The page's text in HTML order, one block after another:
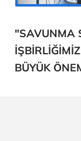
"SAVUNMA
BÜYÜK